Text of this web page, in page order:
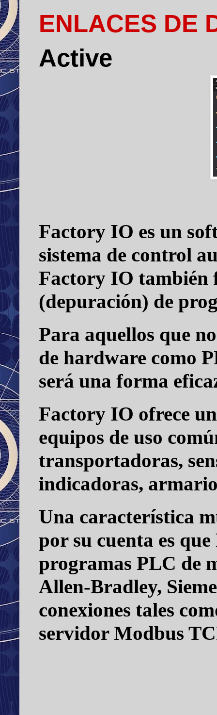
ENLACES
Active
Factory IO es un
sistema de control
Factory IO también
(depuración) de
Para aquellos que
de hardware como
será una forma
Factory IO ofrece
equipos de uso
transportadoras,
indicadoras,
Una característica
por su cuenta es que
programas PLC de
Allen-Bradley,
conexiones tales
servidor Modbus